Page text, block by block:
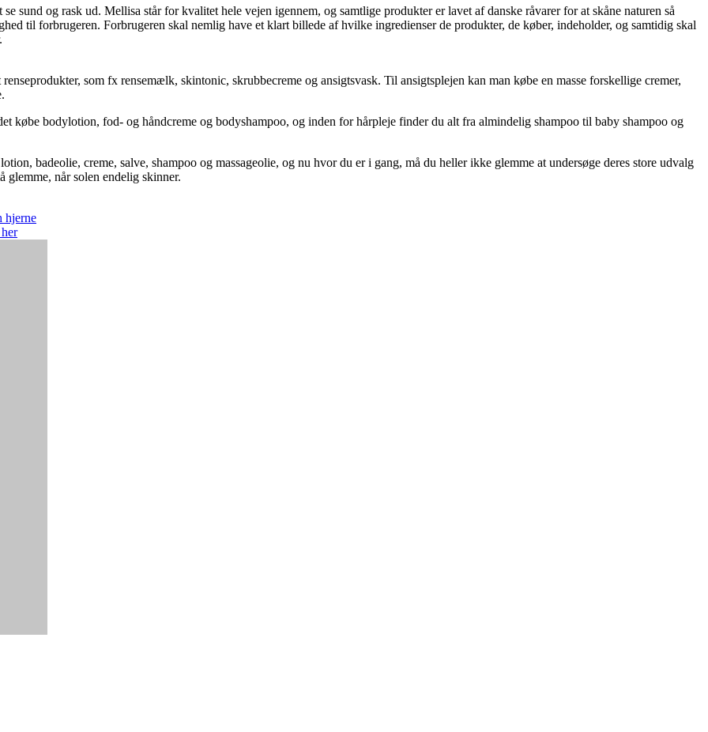
sund og rask ud. Mellisa står for kvalitet hele vejen igennem, og samtlige produkter er lavet af danske råvarer for at skåne naturen så
til forbrugeren. Forbrugeren skal nemlig have et klart billede af hvilke ingredienser de produkter, de køber, indeholder, og samtidig skal
som fx rensemælk, skintonic, skrubbecreme og ansigtsvask. Til ansigtsplejen kan man købe en masse forskellige cremer,
købe bodylotion, fod- og håndcreme og bodyshampoo, og inden for hårpleje finder du alt fra almindelig shampoo til baby shampoo og
badeolie, creme, salve, shampoo og massageolie, og nu hvor du er i gang, må du heller ikke glemme at undersøge deres store udvalg
glemme, når solen endelig skinner.
hjerne